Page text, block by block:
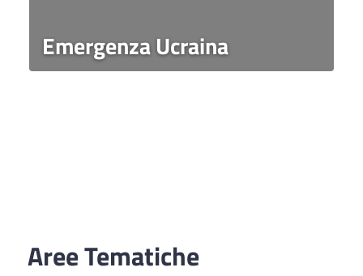
Emergenza Ucraina
Aree Tematiche